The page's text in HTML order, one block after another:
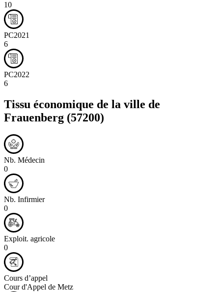
10
PC2021
6
PC2022
6
Tissu économique de la ville de
Frauenberg (57200)
Nb. Médecin
0
Nb. Infirmier
0
Exploit. agricole
0
Cours d’appel
Cour d'Appel de Metz